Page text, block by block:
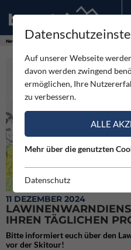
News Lawinenwarndienste starten mit
11 DEZEMBER 2024
IHREN TÄGLICHEN
Bitte informiert euch über den
vor der Skitour!
Auf unserer Webseite
davon werden zwingend
ermöglichen, Ihre
zu verbessern.
ALLE
Mehr über die genutzten
Datenschutz